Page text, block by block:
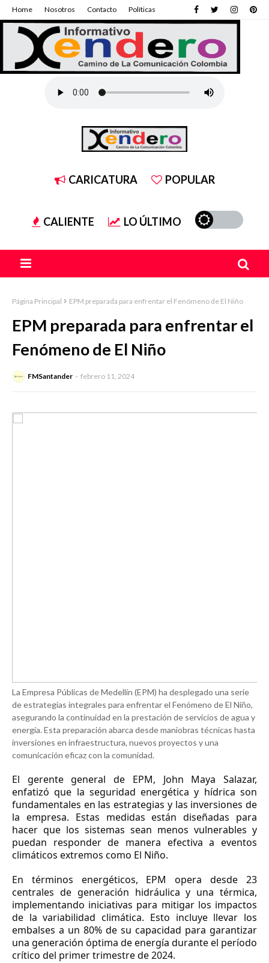
Home Nosotros Contacto Políticas
CARICATURA POPULAR
CALIENTE LO ÚLTIMO
Página Principal EPM preparada para enfrentar el Fenómeno de El Niño
EPM preparada para enfrentar el
Fenómeno de El Niño
FMSantander febrero 11, 2024
La Empresa Públicas de Medellín (EPM) ha desplegado una serie
de estrategias integrales para enfrentar el Fenómeno de El Niño,
asegurando la continuidad en la prestación de servicios de agua y
energía. Esta preparación abarca desde maniobras técnicas hasta
inversiones en infraestructura, nuevos proyectos y una
comunicación eficaz con la comunidad.
El gerente general de EPM, John Maya Salazar,
enfatizó que la seguridad energética y hídrica son
fundamentales en las estrategias y las inversiones de
la empresa. Estas medidas están diseñadas para
hacer que los sistemas sean menos vulnerables y
puedan responder de manera efectiva a eventos
climáticos extremos como El Niño.
En términos energéticos, EPM opera desde 23
centrales de generación hidráulica y una térmica,
implementando iniciativas para mitigar los impactos
de la variabilidad climática. Esto incluye llevar los
embalses a un 80% de su capacidad para garantizar
una generación óptima de energía durante el período
crítico del primer trimestre de 2024.